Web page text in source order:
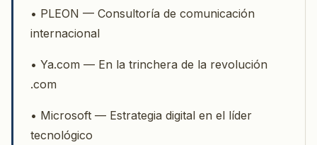
• PLEON — Consultoría de comunicación
internacional
• Ya.com — En la trinchera de la revolución
.com
• Microsoft — Estrategia digital en el líder
tecnológico